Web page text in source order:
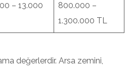
– 13.000
800.000 –
1.300.000 TL
değerlerdir. Arsa zemini,